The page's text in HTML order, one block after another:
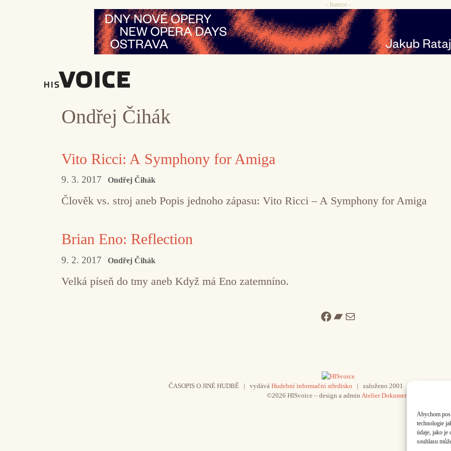
Abychom
technologie
údaje, jako je
souhlasu
- Inzerce -
Ondřej Čihák
Vito Ricci: A Symphony for Amiga
9. 3. 2017 Ondřej Čihák
Člověk vs. stroj aneb Popis jednoho zápasu: Vito Ricci – A Symphony for Amiga
Brian Eno: Reflection
9. 2. 2017 Ondřej Čihák
Velká píseň do tmy aneb Když má Eno zatemníno.
Facebook
Bandcamp
Mail
ČASOPIS O JINÉ HUDBĚ | vydává Hudební informační středisko | založeno 2001 | Kontaktujte
©2026 HISvoice – design a admin Atelier Dokument